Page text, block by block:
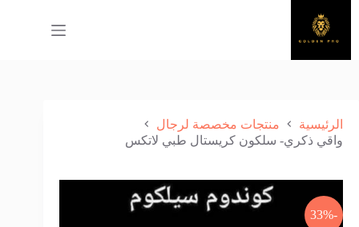
المحتوى
الرئيسية
منتجات مخصصة لرجال
واقي ذكري- سلكون كريستال طبي لاتكس
-33%